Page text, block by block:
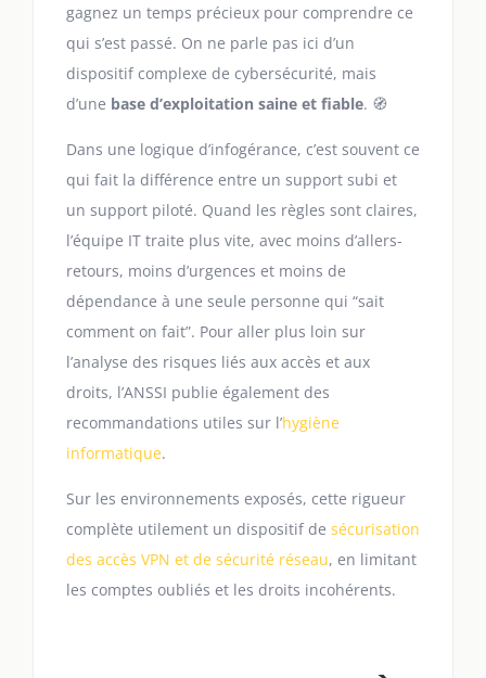
gagnez un temps précieux pour comprendre ce
qui s’est passé. On ne parle pas ici d’un
dispositif complexe de cybersécurité, mais
d’une base d’exploitation saine et fiable. 🧭
Dans une logique d’infogérance, c’est souvent ce
qui fait la différence entre un support subi et
un support piloté. Quand les règles sont claires,
l’équipe IT traite plus vite, avec moins d’allers-
retours, moins d’urgences et moins de
dépendance à une seule personne qui “sait
comment on fait”. Pour aller plus loin sur
l’analyse des risques liés aux accès et aux
droits, l’ANSSI publie également des
recommandations utiles sur l’hygiène
informatique.
Sur les environnements exposés, cette rigueur
complète utilement un dispositif de sécurisation
des accès VPN et de sécurité réseau, en limitant
les comptes oubliés et les droits incohérents.